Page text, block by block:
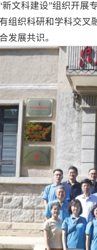
新文科建设”组织开展
组织科研和学科交叉
发展共识。